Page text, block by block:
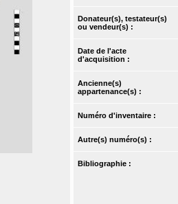
Donateur(s), testateur(s)
ou vendeur(s) :
Date de l'acte
d'acquisition :
Ancienne(s)
appartenance(s) :
Numéro d'inventaire :
Autre(s) numéro(s) :
Bibliographie :